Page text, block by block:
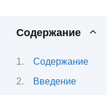
Содержание
Содержание
Введение